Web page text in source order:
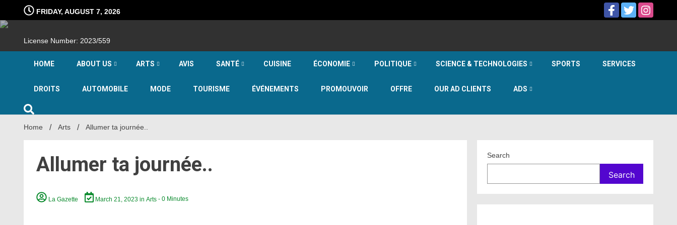
content
FRIDAY, AUGUST 7, 2026
License Number: 2023/559
HOME ABOUT US ARTS AVIS SANTÉ CUISINE ÉCONOMIE POLITIQUE SCIENCE & TECHNOLOGIES SPORTS SERVICES
DROITS AUTOMOBILE MODE TOURISME ÉVÉNEMENTS PROMOUVOIR OFFRE OUR AD CLIENTS ADS
Home Arts Allumer ta journée..
Allumer ta journée..
La Gazette March 21, 2023inArts - 0 Minutes
Search
Search